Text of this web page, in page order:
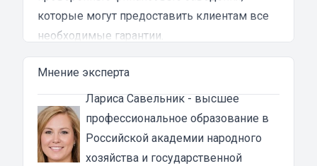
которые могут предоставить клиентам все
необходимые гарантии.
Преимущества денежных займов под залог
ПТС мотоцикла в Абакане
Основная особенность займа под ПТС в том,
что техника остается у владельца. То есть, вы
получаете займ и продолжаете пользоваться
своим мотоциклом. Основное требование —
Мнение эксперта
Лариса Савельник- высшее
профессиональное образование в
Российской академии народного
хозяйства и государственной